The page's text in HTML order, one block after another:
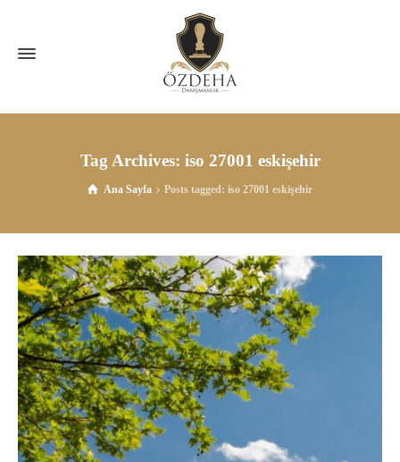
Tag Archives: iso 27001 eskişehir
Ana Sayfa Posts tagged: iso 27001 eskişehir